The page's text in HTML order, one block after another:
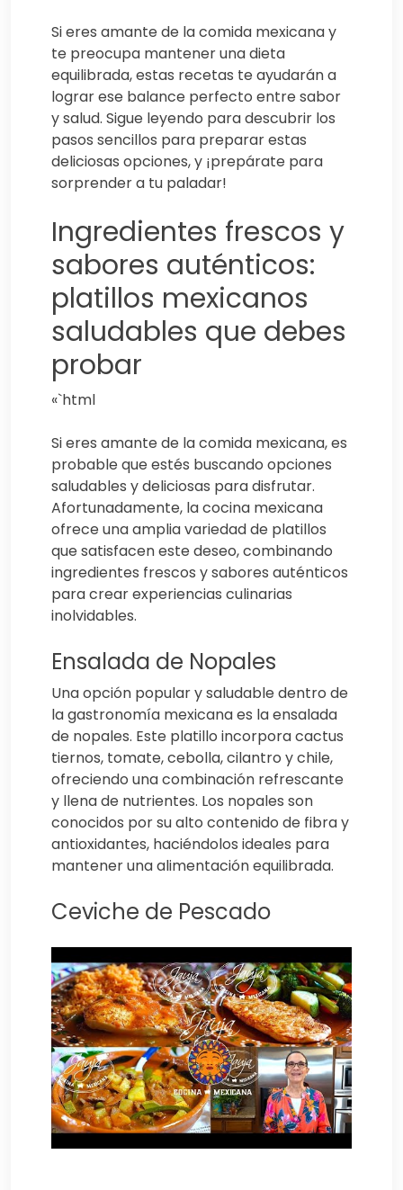
Si eres amante de la comida mexicana y
te preocupa mantener una dieta
equilibrada, estas recetas te ayudarán a
lograr ese balance perfecto entre sabor
y salud. Sigue leyendo para descubrir los
pasos sencillos para preparar estas
deliciosas opciones, y ¡prepárate para
sorprender a tu paladar!
Ingredientes frescos y
sabores auténticos:
platillos mexicanos
saludables que debes
probar
«`html
Si eres amante de la comida mexicana, es
probable que estés buscando opciones
saludables y deliciosas para disfrutar.
Afortunadamente, la cocina mexicana
ofrece una amplia variedad de platillos
que satisfacen este deseo, combinando
ingredientes frescos y sabores auténticos
para crear experiencias culinarias
inolvidables.
Ensalada de Nopales
Una opción popular y saludable dentro de
la gastronomía mexicana es la ensalada
de nopales. Este platillo incorpora cactus
tiernos, tomate, cebolla, cilantro y chile,
ofreciendo una combinación refrescante
y llena de nutrientes. Los nopales son
conocidos por su alto contenido de fibra y
antioxidantes, haciéndolos ideales para
mantener una alimentación equilibrada.
Ceviche de Pescado